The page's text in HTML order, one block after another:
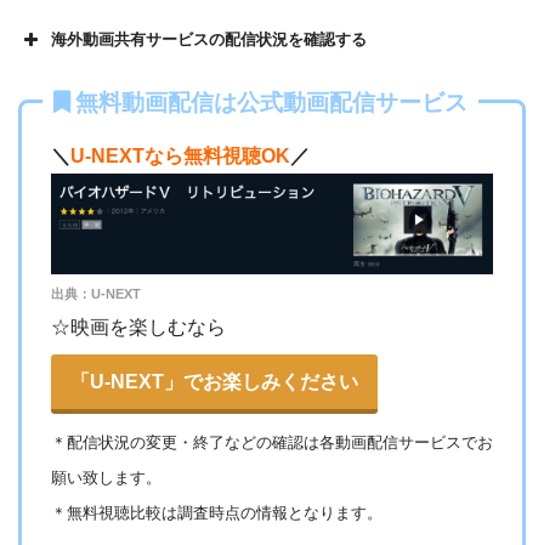
イトで配信されている動画は、著作権法や象徴権を侵害して
いる恐れがあります。
法律に触れることはもちろん、フィッシング詐欺やウイルス
感染によるスマホ・パソコントラブルの原因となります。
こうした動画共有サイトでの動画の視聴は控える事をおすす
めします。
また、著作権については、保護の・違反に対しての厳罰化の
法改正がされました。（詳しくは「文化庁
照）
著作物の取り扱いについては注意喚起が「公益社団法人著作
物情報センター
す。
海外動画共有サービスの配信状況を確認する
各動画共有サイトを実際に確認する
▶︎Pandora.TV
▶︎Dailymotion
無料動画配信は公式動画配信サービス
＼ U-NEXTなら無料視聴OK ／
出典：U-NEXT
☆映画を楽しむなら
「U-NEXT」でお楽しみください
＊ 配信状況の変更・終了などの確認は各動画配信サービスでお
願い致します。
＊無料視聴比較は調査時点の情報となります。